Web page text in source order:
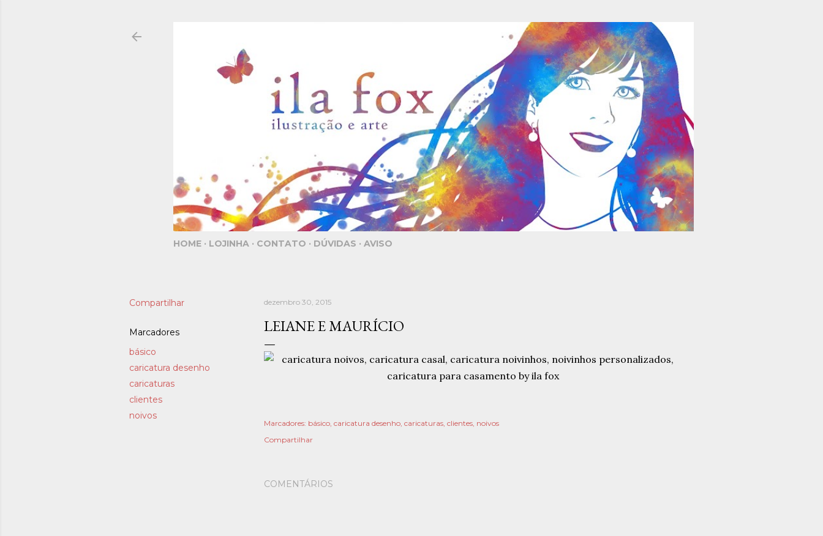
HOME LOJINHA CONTATO DÚVIDAS AVISO
Compartilhar
Marcadores
básico
caricatura desenho
caricaturas
clientes
noivos
dezembro 30, 2015
LEIANE E MAURÍCIO
Marcadores: básico caricatura desenho caricaturas clientes noivos
Compartilhar
COMENTÁRIOS